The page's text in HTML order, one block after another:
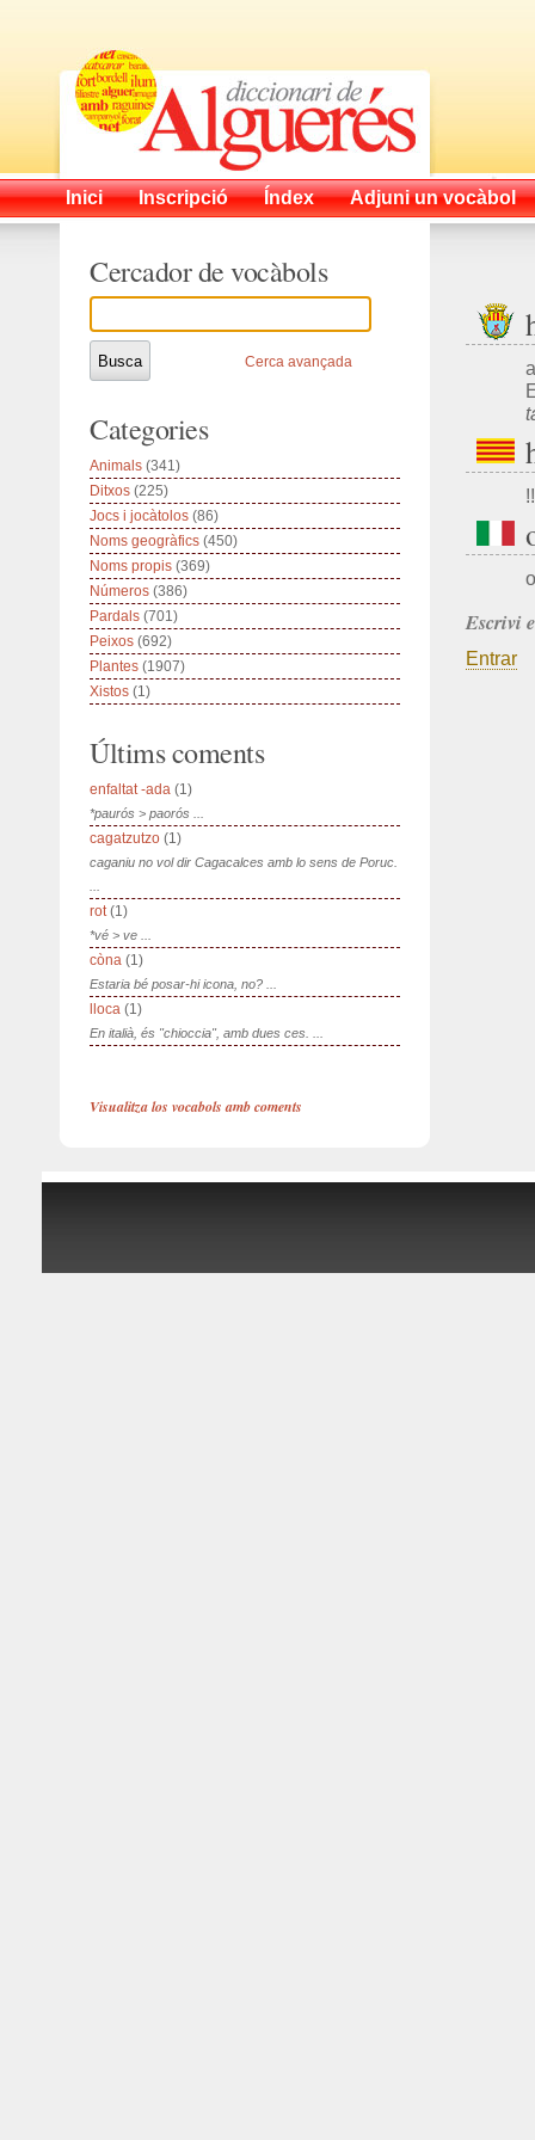
Inici Inscripció Índex Adjuni un vocàbol
!!
Escrivi
Entrar
Cercador de vocàbols
Cerca avançada
Categories
Animals (341)
Ditxos (225)
Jocs i jocàtolos (86)
Noms geogràfics (450)
Noms propis (369)
Números (386)
Pardals (701)
Peixos (692)
Plantes (1907)
Xistos (1)
Últims coments
enfaltat -ada (1)
*paurós > paorós ...
cagatzutzo (1)
caganiu no vol dir Cagacalces amb lo sens de Poruc.
rot(1)
*vé > ve ...
còna (1)
Estaria bé posar-hi icona, no? ...
lloca (1)
En italià, és "chioccia", amb dues ces. ...
Visualitza los vocabols amb coments